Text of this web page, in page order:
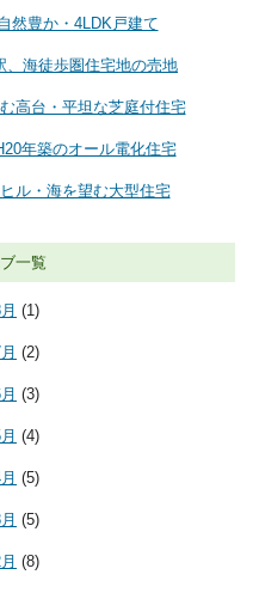
然豊か・4LDK戸建て
、海徒歩圏住宅地の売地
高台・平坦な芝庭付住宅
年築のオール電化住宅
ル・海を望む大型住宅
一覧
(1)
(2)
(3)
(4)
(5)
(5)
(8)